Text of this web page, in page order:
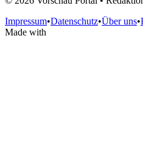
Impressum•Datenschutz•Über uns•
Made with